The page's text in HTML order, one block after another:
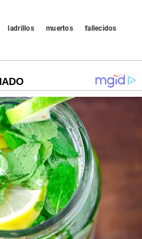
ladrillos muertos
fallecidos